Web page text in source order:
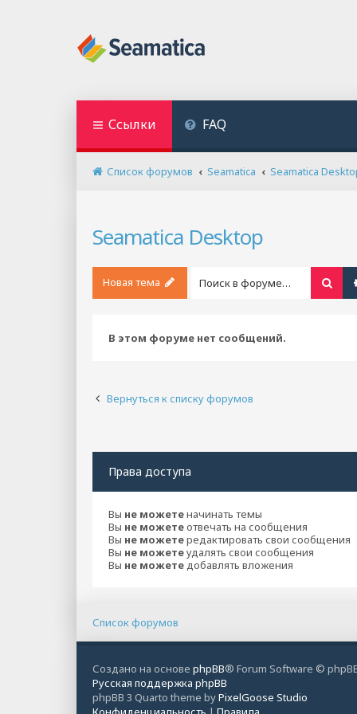
Ссылки FAQ
Список форумов Seamatica Seamatica
Seamatica Desktop
Новая тема
В этом форуме нет сообщений.
Вернуться к списку форумов
Права доступа
Вы не можетеначинать темы
Вы не можетеотвечать на сообщения
Вы не можетередактировать свои сообщения
Вы не можетеудалять свои сообщения
Вы не можетедобавлять вложения
Список форумов
Создано на основе phpBB® Forum Software ©
Русская поддержка phpBB
phpBB 3 Quarto theme byPixelGoose Studio